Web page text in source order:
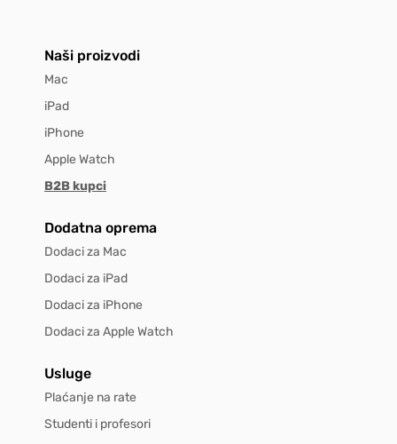
Naši proizvodi
Mac
iPad
iPhone
Apple Watch
B2B kupci
Dodatna oprema
Dodaci za Mac
Dodaci za iPad
Dodaci za iPhone
Dodaci za Apple Watch
Usluge
Plaćanje na rate
Studenti i profesori